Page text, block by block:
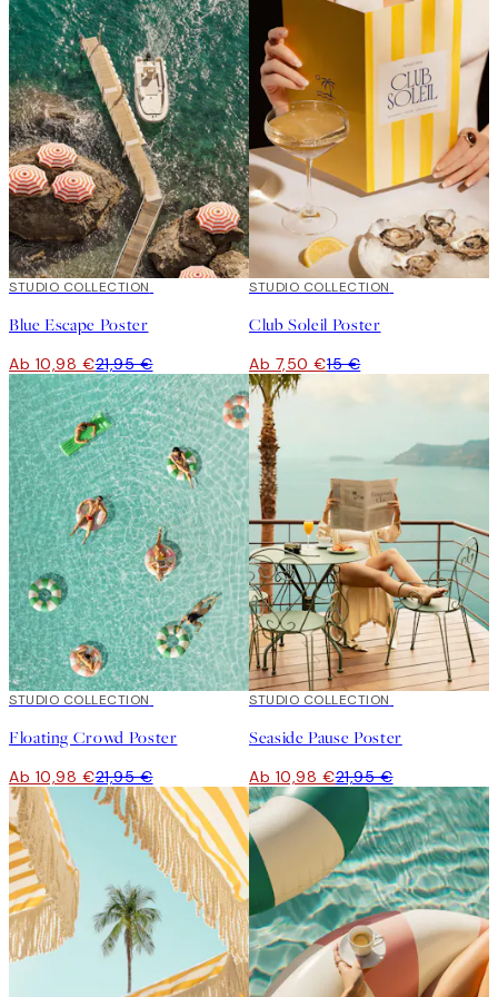
50%*
STUDIO COLLECTION
Blue Escape Poster
Ab 10,98 €21,95 €
50%*
STUDIO COLLECTION
Club Soleil Poster
Ab 7,50 €15 €
50%*
STUDIO COLLECTION
Floating Crowd Poster
Ab 10,98 €21,95 €
50%*
STUDIO COLLECTION
Seaside Pause Poster
Ab 10,98 €21,95 €